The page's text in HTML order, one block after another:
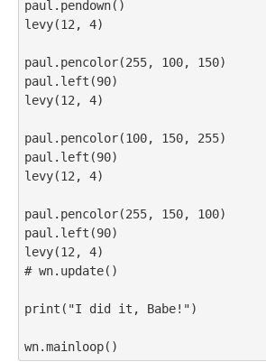
paul.pendown()
levy(12, 4)
paul.pencolor(255, 100, 150)
paul.left(90)
levy(12, 4)
paul.pencolor(100, 150, 255)
paul.left(90)
levy(12, 4)
paul.pencolor(255, 150, 100)
paul.left(90)
levy(12, 4)
# wn.update()
print("I did it, Babe!")